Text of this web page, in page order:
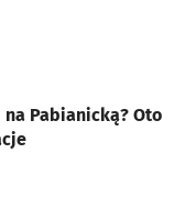
Pabianicką? Oto